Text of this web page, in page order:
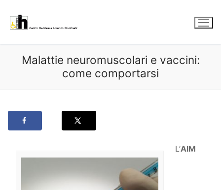
contenuto
Malattie neuromuscolari e vaccini:
come comportarsi
L’AIM